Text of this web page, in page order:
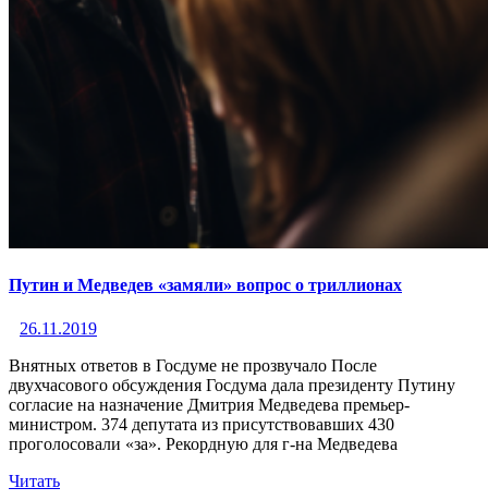
Путин и Медведев «замяли» вопрос о триллионах
26.11.2019
Внятных ответов в Госдуме не прозвучало После
двухчасового обсуждения Госдума дала президенту Путину
согласие на назначение Дмитрия Медведева премьер-
министром. 374 депутата из присутствовавших 430
проголосовали «за». Рекордную для г-на Медведева
Читать